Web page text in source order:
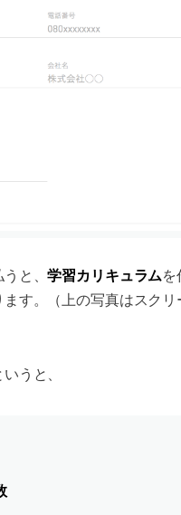
うと、学習カリキュラムを
す。（上の写真はスクリ
うと、